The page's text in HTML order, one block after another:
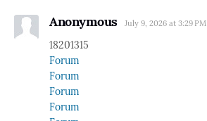
Anonymous July 9, 2026 at 3:29 PM
18201315
Forum
Forum
Forum
Forum